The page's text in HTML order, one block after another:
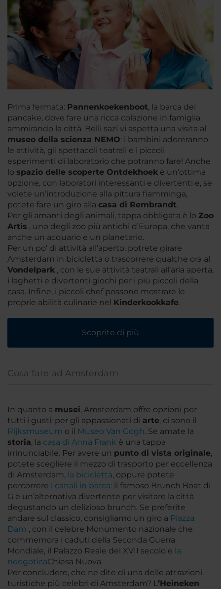
Prima fermata: Pannenkoekenboot, la barca dei
pancake, dove fare una ricca colazione in famiglia
ammirando la città. Belli sazi vi aspetta una visita al
museo della scienza NEMO: i bambini adoreranno
le attività, gli spettacoli teatrali e i piccoli
esperimenti di laboratorio che potranno fare! Anche
lo spazio delle scoperte Ontdekhoek è un’ottima
opzione, con laboratori interessanti e divertenti e, se
volete un’introduzione alla pittura fiamminga,
potete fare un giro alla casa di Rembrandt.
Per gli amanti degli animali, tappa obbligata è lo Zoo
Artis , uno degli zoo più antichi d’Europa, che vanta
anche un acquario e un planetario.
Per un po’ di attività all’aperto, potrete girare
Amsterdam in bicicletta o trascorrere qualche ora al
Vondelpark , con le sue attività teatrali all’aria aperta,
i laghetti e divertenti giochi per i più piccoli della
casa. Infine, i piccoli chef possono mostrare le
proprie abilità culinarie nel Kinderkookkafe.
Scoprite di più
Cosa fare ad Amsterdam
In quanto a musei, Amsterdam offre opzioni per
tutti i gusti: per gli appassionati di arte, ci sono il
Rijksmuseum o il Museo Van Gogh. Se amate la
storia, la casa di Anna Frank è una tappa
irrinunciabile. Per avere un punto di vista originale,
potete scegliere il mezzo di trasporto per eccellenza
di Amsterdam, la bicicletta, oppure potete
percorrere i canali in barca: il famoso Brunch Boat di
G è un’alternativa divertente per visitare la città
degustando un delizioso brunch. Se preferite
andare sul classico, consigliamo un giro a Piazza
Dam , con il celebre Monumento nazionale che
commemora i caduti della Seconda Guerra
Mondiale, il Palazzo Reale del XVII secolo e la
neogoticaChiesa Nuova.
Per concludere, che ne dite di una delle attrazioni
turistiche più celebri di Amsterdam? L’Heineken